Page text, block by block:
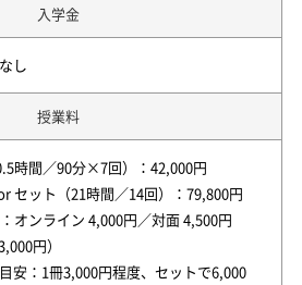
入学金
し
授業料
時間／90分×7回）：42,000円
ット（21時間／14回）：79,800円
オンライン 4,000円／対面 4,500円
円）
安：1冊3,000円程度、セットで6,000